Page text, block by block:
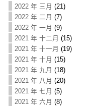
2022 年 三月 (21)
2022 年 二月 (7)
2022 年 一月 (9)
2021 年 十二月 (15)
2021 年 十一月 (19)
2021 年 十月 (15)
2021 年 九月 (18)
2021 年 八月 (20)
2021 年 七月 (5)
2021 年 六月 (8)